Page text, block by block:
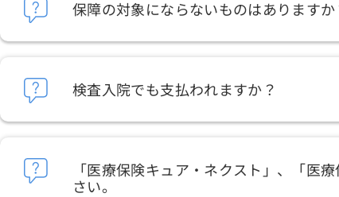
保障の対象にならないものはありますか
検査入院でも支払われますか？
「医療保険キュア・ネクスト」、「医
さい。